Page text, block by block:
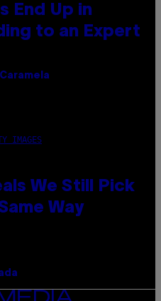
End Up in
to an Expert
IMAGES
We Still Pick
Way